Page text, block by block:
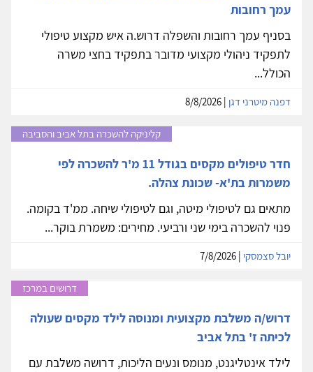
עמך רחובות
בסניף עמך רחובות והשפלה דרוש.ה איש מקצוע טיפולי
לתפקיד ניהולי מקצועי מדובר בתפקיד בחצי משרה
הכולל...
דפנה מיטרני דגן
קליניקה להשכרה בתל אביב והסביבה
חדר טיפולים מקסים בגודל 11 מ'ר להשכרה לפי
משמרות בת'א- שכונת צהלה.
מתאים גם לטיפולי מיטה, וגם לטיפולי שיחה. ממ'ד בקומה.
פנוי להשכרה בימי שני ורביעי. מחירים: משמרת בוקר...
יובל סצמסקי
דרושים במרכז
דרוש/ה משלבת מקצועית ומנוסה לילד מקסים שעולה
לכיתה ז' בתל אביב
לילד אינטליגנט, מנומס ונעים הליכות, דרושה משלבת עם